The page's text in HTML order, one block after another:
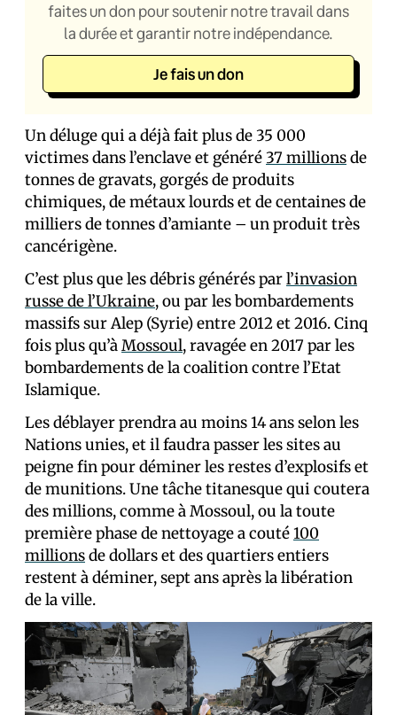
faites un don pour soutenir notre travail dans
la durée et garantir notre indépendance.
Je fais un don
Un déluge qui a déjà fait plus de 35 000
victimes dans l’enclave et généré37 millionsde
tonnes de gravats, gorgés de produits
chimiques, de métaux lourds et de centaines de
milliers de tonnes d’amiante – un produit très
cancérigène.
C’est plus que les débris générés parl’invasion
russe de l’Ukraine, ou par les bombardements
massifs sur Alep (Syrie) entre 2012 et 2016. Cinq
fois plus qu’àMossoul, ravagée en 2017 par les
bombardements de la coalition contre l’Etat
Islamique.
Les déblayer prendra au moins 14 ans selon les
Nations unies, et il faudra passer les sites au
peigne fin pour déminer les restes d’explosifs et
de munitions. Une tâche titanesque qui coutera
des millions, comme à Mossoul, ou la toute
première phase de nettoyage a couté100
millionsde dollars et des quartiers entiers
restent à déminer, sept ans après la libération
de la ville.